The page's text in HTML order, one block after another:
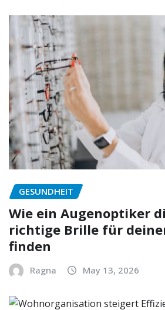
GESUNDHEIT
Wie ein Augenoptiker
richtige Brille für
finden
Ragna May 13, 2026